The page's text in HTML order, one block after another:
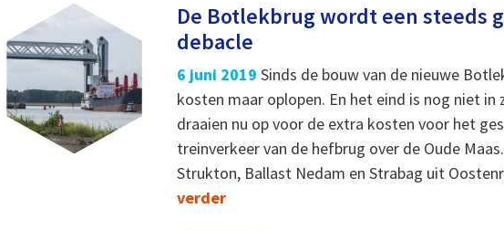
De Botlekbrug wordt een steeds
debacle
6 juni 2019 Sinds de bouw van de nieuwe
kosten maar oplopen. En het eind is nog niet in
draaien nu op voor de extra kosten voor het
treinverkeer van de hefbrug over de Oude
Strukton, Ballast Nedam en Strabag uit
verder